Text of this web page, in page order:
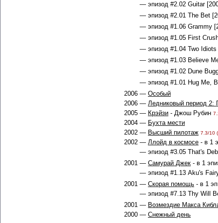
— эпизод #2.02 Guitar
— эпизод #2.01 The Bet
— эпизод #1.06 Grammy
— эпизод #1.05 First
— эпизод #1.04 Two
— эпизод #1.03 Believe
— эпизод #1.02 Dune
— эпизод #1.01 Hug Me,
2006 — Особый
2006 — Ледниковый период 2:
2005 — Крэйзи - Джош Рубин
2004 — Бухта мести
2002 — Высший пилотаж 7.3/10
2002 — Ллойд в космосе - в 1
— эпизод #3.05 That's
2001 — Самурай Джек - в 1
— эпизод #1.13 Aku's
2001 — Скорая помощь - в 1
— эпизод #7.13 Thy Will
2001 — Возмездие Макса
2000 — Снежный день